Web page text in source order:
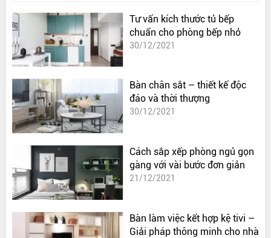
Tư vấn kích thước tủ bếp
chuẩn cho phòng bếp nhỏ
30/12/2021
Bàn chân sắt – thiết kế độc
đáo và thời thượng
30/12/2021
Cách sắp xếp phòng ngủ gọn
gàng với vài bước đơn giản
21/12/2021
Bàn làm việc kết hợp kệ tivi –
Giải pháp thông minh cho nhà